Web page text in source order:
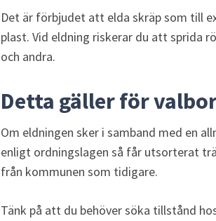
Det är förbjudet att elda skräp som till
plast. Vid eldning riskerar du att sprida
och andra.
Detta gäller för
Om eldningen sker i samband med en
enligt ordningslagen så får utsorterat
från kommunen som tidigare.
Tänk på att du behöver söka tillstånd